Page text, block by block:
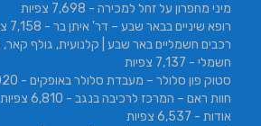
מיני מחפרון על זחל למכירה - 7,698 צפיות
רופא שיניים בבאר שבע – דר' איתן בר - 7,158 צפיות
רכבים חשמליים באר שבע | קלנועית, גולף קאר,
חשמלי - 7,137 צפיות
סטוק פון סלולר – מעבדת סלולר באופקים - 7,020 צפיות
חוות ראם – המרכז לרכיבה בנגב - 6,810 צפיות
אודות - 6,537 צפיות